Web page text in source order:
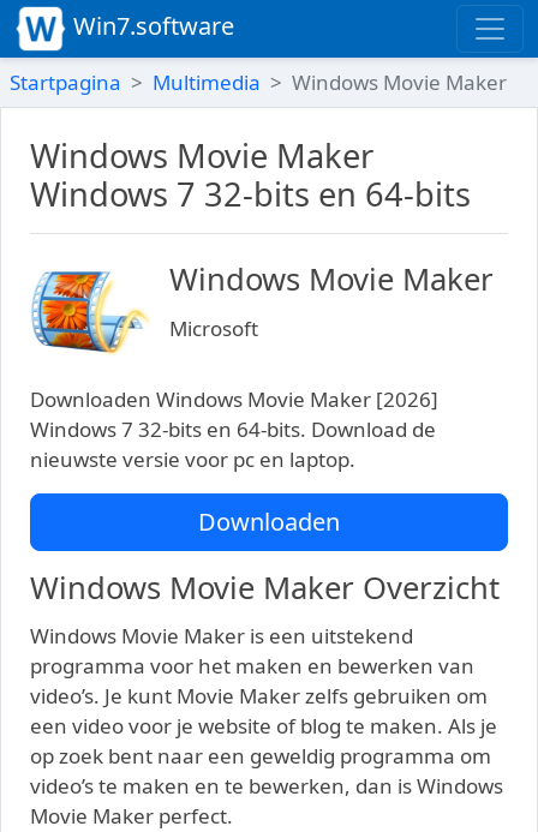
Win7.software
Startpagina Multimedia Windows Movie Maker
Windows Movie Maker
Windows 7 32-bits en 64-bits
Windows Movie Maker
Microsoft
Downloaden Windows Movie Maker [2026]
Windows 7 32-bits en 64-bits. Download de
nieuwste versie voor pc en laptop.
Downloaden
Windows Movie Maker Overzicht
Windows Movie Maker is een uitstekend
programma voor het maken en bewerken van
video’s. Je kunt Movie Maker zelfs gebruiken om
een video voor je website of blog te maken. Als je
op zoek bent naar een geweldig programma om
video’s te maken en te bewerken, dan is Windows
Movie Maker perfect.